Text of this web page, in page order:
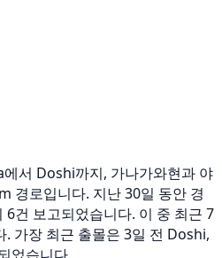
서 Doshi까지, 가나가와현과 야
경로입니다. 지난 30일 동안 경
건 보고되었습니다. 이 중 최근 7
. 가장 최근 출몰은 3일 전 Doshi,